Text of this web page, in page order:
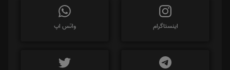
اینستاگرام واتس اپ